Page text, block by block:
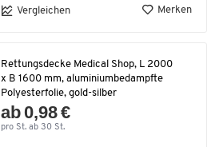
Vergleichen Merken
Rettungsdecke Medical Shop, L 2000
x B 1600 mm, aluminiumbedampfte
Polyesterfolie, gold-silber
ab 0,98 €
pro St. ab 30 St.